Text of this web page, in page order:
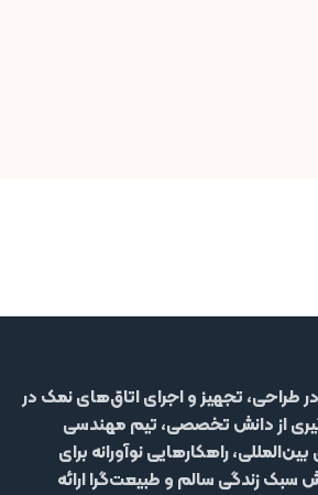
در طراحی، تجهیز و اجرای اتاق‌های نمک در
از دانش تخصصی، تیم مهندسی
راهکارهایی نوآورانه برای
سبک زندگی سالم و طبیعت‌گرا ارائه